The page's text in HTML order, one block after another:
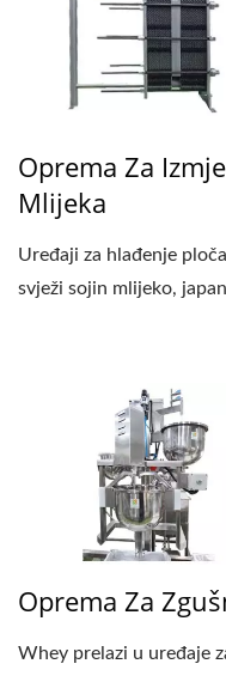
Oprema Za
Mlijeka
Uređaji za hlađenje
svježi sojin mlijeko,
Oprema Za
Whey prelazi u uređaje